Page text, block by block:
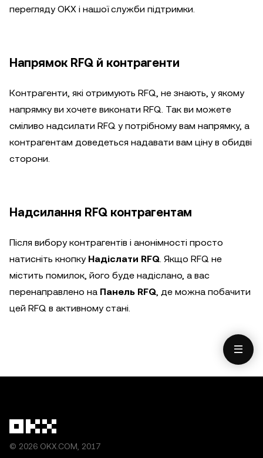
перегляду OKX і нашої служби підтримки.
Напрямок RFQ й контрагенти
Контрагенти, які отримують RFQ, не знають, у якому
напрямку ви хочете виконати RFQ. Так ви можете
сміливо надсилати RFQ у потрібному вам напрямку, а
контрагентам доведеться надавати вам ціну в обидві
сторони.
Надсилання RFQ контрагентам
Після вибору контрагентів і анонімності просто
натисніть кнопку Надіслати RFQ. Якщо RFQ не
містить помилок, його буде надіслано, а вас
перенаправлено на Панель RFQ, де можна побачити
цей RFQ в активному стані.
© 2026 OKX.COM, 2017